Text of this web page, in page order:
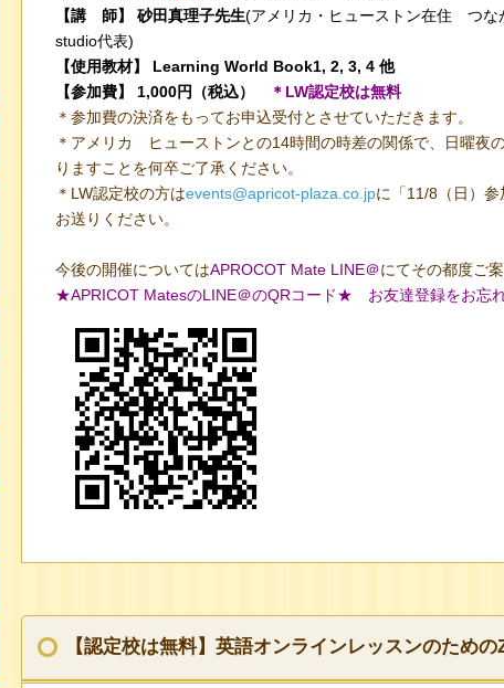
【講 師】 砂田真理子先生(アメリカ・ヒューストン在住 つな
studio代表)
【使用教材】 Learning World Book1, 2, 3, 4 他
【参加費】 1,000円（税込）
＊LW認定校は無料
＊参加費の決済をもってお申込受付とさせていただきます。
＊アメリカ ヒューストンとの14時間の時差の関係で、日曜夜
りますことを何卒ご了承ください。
＊LW認定校の方はevents@apricot-plaza.co.jpに「11/8（日）
お送りください。
今後の開催についてはAPROCOT Mate LINE＠にてその都度ご
★APRICOT MatesのLINE＠のQRコード★ お友達登録をお忘れ
【認定校は無料】英語オンラインレッスンのため